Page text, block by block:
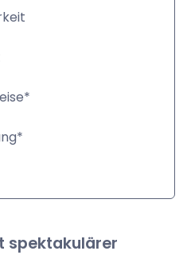
spektakulärer